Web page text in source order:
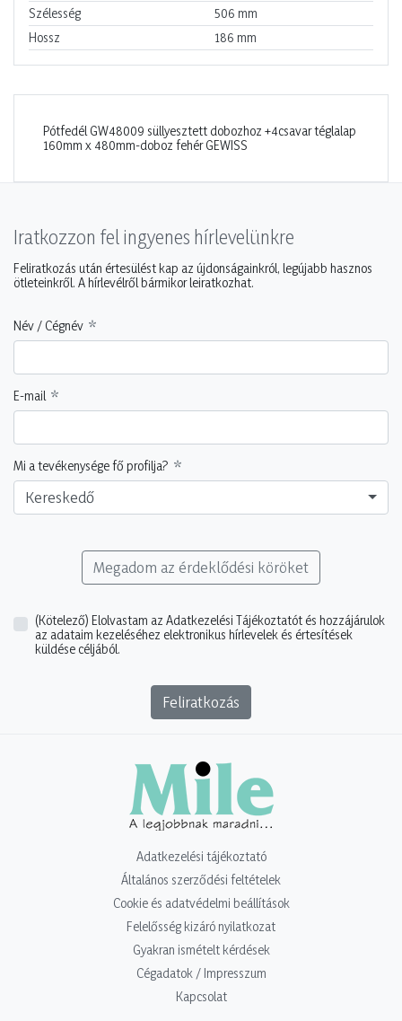
Szélesség
506 mm
Hossz
186 mm
Pótfedél GW48009 süllyesztett dobozhoz +4csavar téglalap
160mm x 480mm-doboz fehér GEWISS
Iratkozzon fel ingyenes hírlevelünkre
Feliratkozás után értesülést kap az újdonságainkról, legújabb hasznos
ötleteinkről. A hírlevélről bármikor leiratkozhat.
Név / Cégnév
E-mail
Mi a tevékenysége fő profilja?
Kereskedő
Megadom az érdeklődési köröket
(Kötelező) Elolvastam az Adatkezelési Tájékoztatót és hozzájárulok
az adataim kezeléséhez elektronikus hírlevelek és értesítések
küldése céljából.
Feliratkozás
Adatkezelési tájékoztató
Általános szerződési feltételek
Cookie és adatvédelmi beállítások
Felelősség kizáró nyilatkozat
Gyakran ismételt kérdések
Cégadatok / Impresszum
Kapcsolat